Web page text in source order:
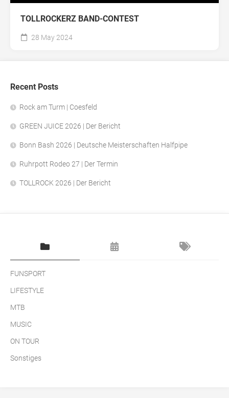
TOLLROCKERZ BAND-CONTEST
28 May 2024
Recent Posts
Rock am Turm | Coesfeld
GREEN JUICE 2026 | Der Bericht
Bonn Bash 2026 | Deutsche Meisterschaften Halfpipe
Ruhrpott Rodeo 27 | Der Termin
TOLLROCK 2026 | Der Bericht
FUNSPORT
LIFESTYLE
MTB
MUSIC
ON TOUR
Sonstiges